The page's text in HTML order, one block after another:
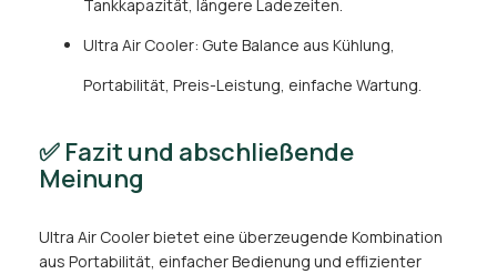
Tankkapazität, längere Ladezeiten.
Ultra Air Cooler: Gute Balance aus Kühlung,
Portabilität, Preis-Leistung, einfache Wartung.
✅ Fazit und abschließende
Meinung
Ultra Air Cooler bietet eine überzeugende Kombination
aus Portabilität, einfacher Bedienung und effizienter